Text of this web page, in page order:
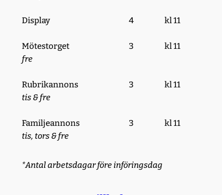
Display
Mötestorget
fre
Rubrikannons
tis & fre
Familjeannons
tis, tors & fre
4
3
3
3
kl 11
kl 11
kl 11
kl 11
*Antal arbetsdagar före införingsdag